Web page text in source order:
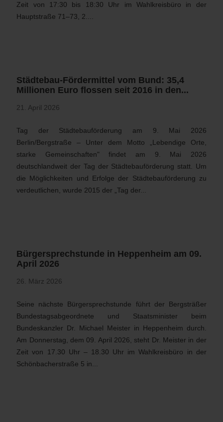
Zeit von 17:30 bis 18:30 Uhr im Wahlkreisbüro in der
Hauptstraße 71–73, 2....
Städtebau-Fördermittel vom Bund: 35,4
Millionen Euro flossen seit 2016 in den...
21. April 2026
Tag der Städtebauförderung am 9. Mai 2026
Berlin/Bergstraße – Unter dem Motto „Lebendige Orte,
starke Gemeinschaften" findet am 9. Mai 2026
deutschlandweit der Tag der Städtebauförderung statt. Um
die Möglichkeiten und Erfolge der Städtebauförderung zu
verdeutlichen, wurde 2015 der „Tag der...
Bürgersprechstunde in Heppenheim am 09.
April 2026
26. März 2026
Seine nächste Bürgersprechstunde führt der Bergsträßer
Bundestagsabgeordnete und Staatsminister beim
Bundeskanzler Dr. Michael Meister in Heppenheim durch.
Am Donnerstag, dem 09. April 2026, steht Dr. Meister in der
Zeit von 17.30 Uhr – 18.30 Uhr im Wahlkreisbüro in der
Schönbacherstraße 5 in...